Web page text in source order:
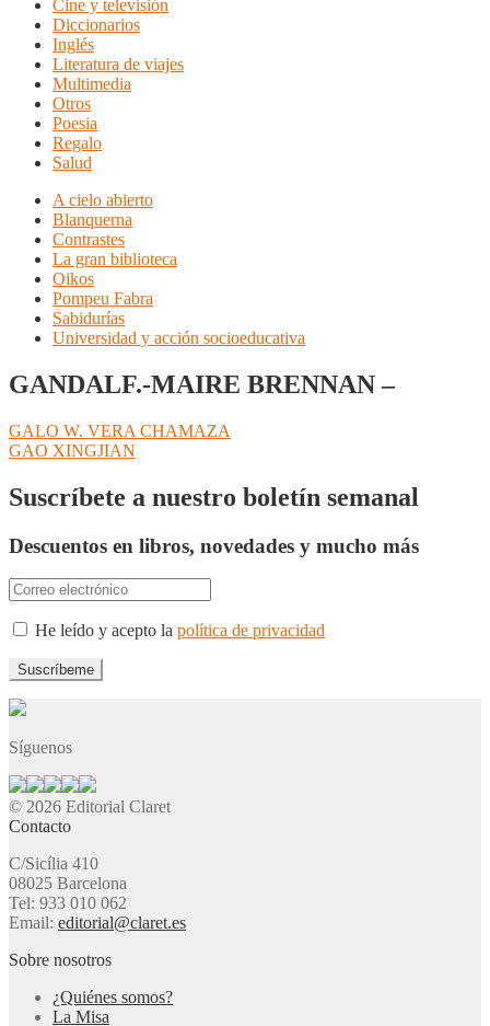
Cine y televisión
Diccionarios
Inglés
Literatura de viajes
Multimedia
Otros
Poesia
Regalo
Salud
A cielo abierto
Blanquerna
Contrastes
La gran biblioteca
Oikos
Pompeu Fabra
Sabidurías
Universidad y acción socioeducativa
GANDALF.-MAIRE BRENNAN –
Navegación
de
entradas
Anterior:
GALO W. VERA CHAMAZA
Siguiente:
GAO XINGJIAN
Suscríbete a nuestro boletín semanal
Descuentos en libros, novedades y mucho más
He leído y acepto la política de privacidad
Síguenos
© 2026 Editorial Claret
Contacto
C/Sicília 410
08025 Barcelona
Tel: 933 010 062
Email: editorial@claret.es
Sobre nosotros
¿Quiénes somos?
La Misa